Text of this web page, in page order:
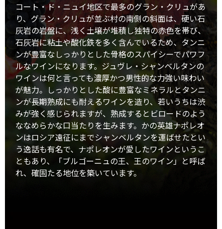
コート・ド・ニュイ地区で最多のグラン・クリュがあ
り、グラン・クリュが並ぶ村の南側の斜面は、硬い石
灰岩の岩盤に、浅く土壌が堆積し独特の赤色を帯び、
石灰岩に粘土や酸化鉄を多く含んでいるため、タンニ
ンが豊富なしっかりとした骨格のスパイシーでパワフ
ルなワインになります。ジュヴレ・シャンベルタンの
ワインは何と言っても濃厚かつ男性的な力強い味わい
が魅力。しっかりとした酸に豊富なミネラルとタンニ
ンが長期熟成にも耐えるワインを造り、若いうちは渋
みが強く感じられますが、熟成するとビロードのよう
ななめらかな口当たりを生みます。かの英雄ナポレオ
ンはロシア遠征にまでシャンベルタンを運ばせたとい
う逸話も有名で、ナポレオンが愛したワインというこ
ともあり、「ブルゴーニュの王、王のワイン」と呼ば
れ、確固たる地位を築いています。